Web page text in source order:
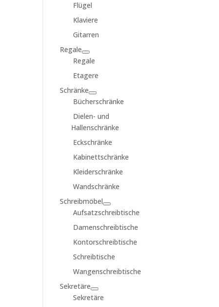
Flügel
Klaviere
Gitarren
Regale
Regale
Etagere
Schränke
Bücherschränke
Dielen- und
Hallenschränke
Eckschränke
Kabinettschränke
Kleiderschränke
Wandschränke
Schreibmöbel
Aufsatzschreibtische
Damenschreibtische
Kontorschreibtische
Schreibtische
Wangenschreibtische
Sekretäre
Sekretäre